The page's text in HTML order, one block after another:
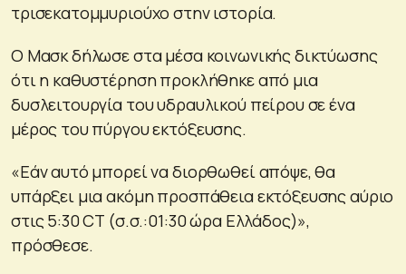
τρισεκατομμυριούχο στην ιστορία.
Ο Μασκ δήλωσε στα μέσα κοινωνικής δικτύωσης
ότι η καθυστέρηση προκλήθηκε από μια
δυσλειτουργία του υδραυλικού πείρου σε ένα
μέρος του πύργου εκτόξευσης.
«Εάν αυτό μπορεί να διορθωθεί απόψε, θα
υπάρξει μια ακόμη προσπάθεια εκτόξευσης αύριο
στις 5:30 CT (σ.σ.:01:30 ώρα Ελλάδος)»,
πρόσθεσε.